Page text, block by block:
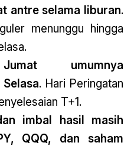
antre selama liburan.
menunggu hingga
umumnya
. Hari Peringatan
T+1.
imbal hasil masih
QQQ, dan saham